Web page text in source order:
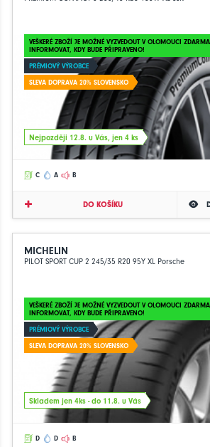
VEŠKERÉ ZBOŽÍ JE MOŽNÉ VYZVEDOUT V OLOMOUCI
INFORMOVAT, KDY BUDE PŘIPRAVENO!
PRÉMIOVÝ VÝROBCE
SLEVA DOPRAVA 20% SLOVENSKO
Nejpozději 12.8. u Vás, jen 4 ks
C A B
DO KOŠÍKU
MICHELIN
PILOT SPORT CUP 2 245/35 R20 95Y XL Porsche
VEŠKERÉ ZBOŽÍ JE MOŽNÉ VYZVEDOUT V OLOMOUCI
INFORMOVAT, KDY BUDE PŘIPRAVENO!
PRÉMIOVÝ VÝROBCE
SLEVA DOPRAVA 20% SLOVENSKO
Skladem jen 4ks - do 11.8. u Vás
D D B